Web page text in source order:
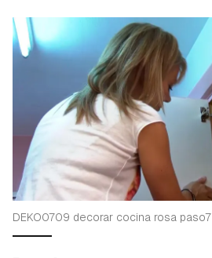
DEKO0709 decorar cocina rosa paso7